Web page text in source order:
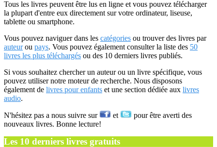
Tous les livres peuvent être lus en ligne et vous pouvez télécharger
la plupart d'entre eux directement sur votre ordinateur, liseuse,
tablette ou smartphone.
Vous pouvez naviguer dans les catégories ou trouver des livres par
auteurou pays. Vous pouvez également consulter la liste des 50
livres les plus téléchargés ou des 10 derniers livres publiés.
Si vous souhaitez chercher un auteur ou un livre spécifique, vous
pouvez utiliser notre moteur de recherche. Nous disposons
également de livres pour enfants et une section dédiée aux livres
audio.
N'hésitez pas a nous suivre sur et
pour être averti des
nouveaux livres. Bonne lecture!
Les 10 derniers livres gratuits